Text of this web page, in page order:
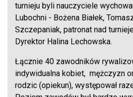
turnieju byli nauczyciele
Lubochni - Bożena Białek,
Szczepaniak, patronat nad
Dyrektor Halina Lechowska.
Łącznie 40 zawodników
indywidualna kobiet, mężczyzn
rodzic (opiekun), występował